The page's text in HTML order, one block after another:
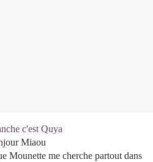
Miaou
Mounette me cherche partout dans